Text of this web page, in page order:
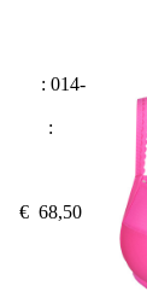
: 014-
:
€ 68,50